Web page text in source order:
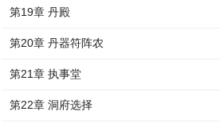
第19章 丹殿
第20章 丹器符阵农
第21章 执事堂
第22章 洞府选择